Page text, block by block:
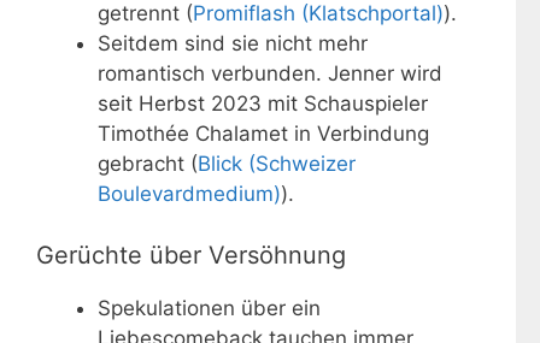
getrennt (Promiflash (Klatschportal)).
Seitdem sind sie nicht mehr
romantisch verbunden. Jenner wird
seit Herbst 2023 mit Schauspieler
Timothée Chalamet in Verbindung
gebracht (Blick (Schweizer
Boulevardmedium)).
Gerüchte über Versöhnung
Spekulationen über ein
Liebescomeback tauchen immer